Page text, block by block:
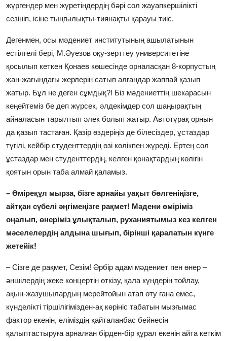
жүргендер мен жүретіндердің бәрі сол жауапкершілікті
сезініп, ісіне тыңғылықты-тиянақты қарауы тиіс.
Дегенмен, осы мәдениет институтының ашылатынын
естілгелі бері, М.Әуезов оқу-зерттеу университетіне
қосылып кеткен Қонаев көшесінде орналасқан 8-корпустың
жан-жағындағы жерлерін сатып алғандар жаппай қазып
жатыр. Бұл не деген сұмдық?! Біз мәдениеттің шекарасын
кеңейтеміз бе деп жүрсек, әлдекімдер сол шаңырақтың
айналасын тарылтып әлек болып жатыр. Автотұрақ орнын
да қазып тастаған. Қазір өздеріңіз де білесіздер, ұстаздар
түгілі, кейбір студенттердің өзі көлікпен жүреді. Ертең сол
ұстаздар мен студенттердің, келген қонақтардың көлігін
қоятын орын таба алмай қаламыз.
– Әміреқұл мырза, бізге арнайы уақыт бөлгеніңізге,
айтқан сүбелі әңгімеңізге рақмет! Мәдени өміріміз
оңалып, өнеріміз ұлықталып, руханиятымыз кез келген
мәселелердің алдына шығып, бірінші қаралатын күнге
жетейік!
– Сізге де рақмет, Сезім! Әрбір адам мәдениет пен өнер –
әншілердің жеке концертін өткізу, қала күндерін тойлау,
ақын-жазушылардың мерейтойын атап өту ғана емес,
күнделікті тіршілігімізден-ақ көрініс табатын мызғымас
фактор екенін, еліміздің қайталанбас бейнесін
қалыптастыруға арналған бірден-бір құрал екенін айта кеткім